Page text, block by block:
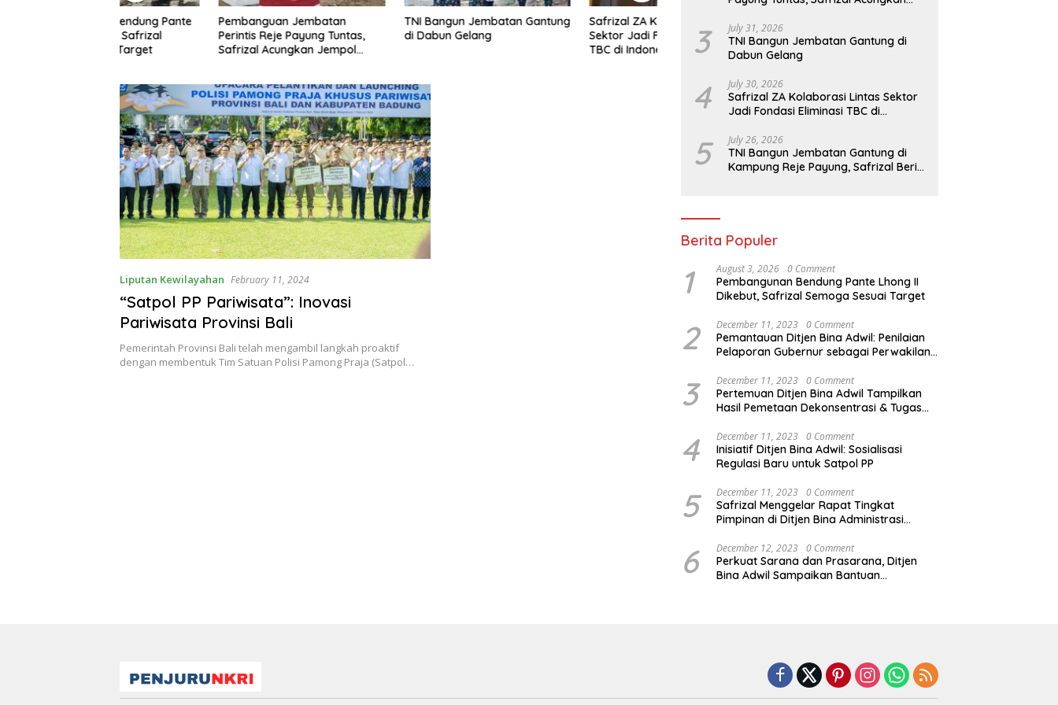
Pembanguan Jembatan
Perintis Reje Payung Tuntas,
Safrizal Acungkan Jempol
TNI Bangun Jembatan Gantung
di Dabun Gelang
Safrizal ZA Kolaborasi Lintas
Sektor Jadi Fondasi Eliminasi
TNI Bangun Jembatan Gantung
di Kampung Reje Payung,
Safrizal Beri Apresiasi
Rekon Pascabencana
Hidrometeorologi Sumatra
Liputan Kewilayahan February 11, 2024
“Satpol PP Pariwisata”: Inovasi
Pariwisata Provinsi Bali
Pemerintah Provinsi Bali telah mengambil langkah proaktif
dengan membentuk Tim Satuan Polisi Pamong Praja (Satpol…
3 July 31, 2026
TNI Bangun Jembatan Gantung di
Dabun Gelang
4 July 30, 2026
Safrizal ZA Kolaborasi Lintas Sektor
Jadi Fondasi Eliminasi TBC di
5 July 26, 2026
TNI Bangun Jembatan Gantung di
Kampung Reje Payung, Safrizal Beri
Berita Populer
1 August 3, 2026 0 Comment
Pembangunan Bendung Pante Lhong II
Dikebut, Safrizal Semoga Sesuai Target
2 December 11, 2023 0 Comment
Pemantauan Ditjen Bina Adwil: Penilaian
Pelaporan Gubernur sebagai Perwakilan
3 December 11, 2023 0 Comment
Pertemuan Ditjen Bina Adwil Tampilkan
Hasil Pemetaan Dekonsentrasi & Tugas
4 December 11, 2023 0 Comment
Inisiatif Ditjen Bina Adwil: Sosialisasi
Regulasi Baru untuk Satpol PP
5 December 11, 2023 0 Comment
Safrizal Menggelar Rapat Tingkat
Pimpinan di Ditjen Bina Administrasi
6 December 12, 2023 0 Comment
Perkuat Sarana dan Prasarana, Ditjen
Bina Adwil Sampaikan Bantuan